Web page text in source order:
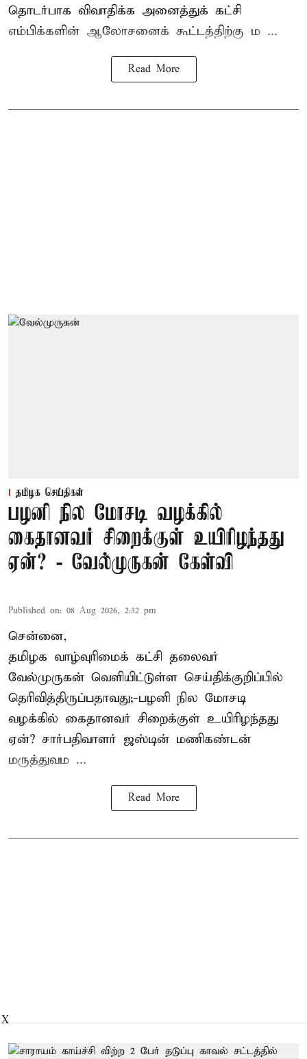
தொடர்பாக விவாதிக்க அனைத்துக் கட்சி
எம்பிக்களின் ஆலோசனைக் கூட்டத்திற்கு ம ...
Read More
தமிழக செய்திகள்
பழனி நில மோசடி வழக்கில்
கைதானவர் சிறைக்குள் உயிரிழந்தது
ஏன்? - வேல்முருகன் கேள்வி
Published on: 08 Aug 2026, 2:32 pm
சென்னை,
தமிழக வாழ்வுரிமைக் கட்சி தலைவர்
வேல்முருகன் வெளியிட்டுள்ள செய்திக்குறிப்பில்
தெரிவித்திருப்பதாவது;-பழனி நில மோசடி
வழக்கில் கைதானவர் சிறைக்குள் உயிரிழந்தது
ஏன்? சார்பதிவாளர் ஜஸ்டின் மணிகண்டன்
மருத்துவம ...
Read More
X